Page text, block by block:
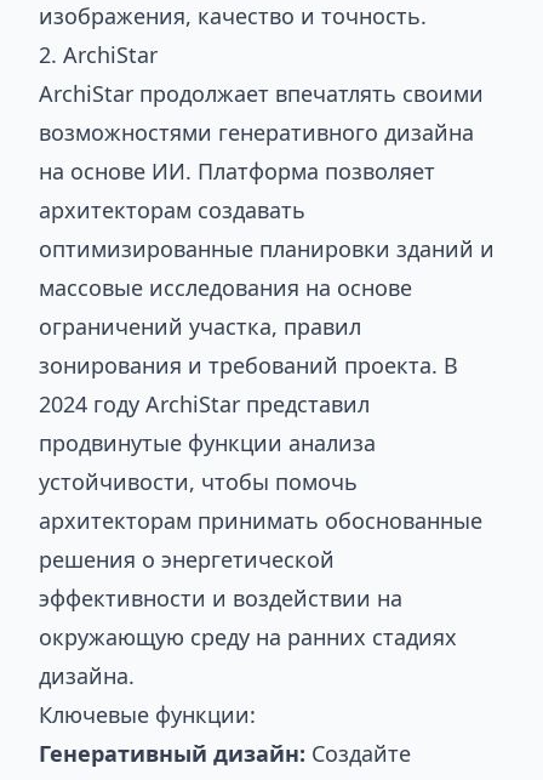
изображения, качество и точность.
2. ArchiStar
ArchiStar продолжает впечатлять своими
возможностями генеративного дизайна
на основе ИИ. Платформа позволяет
архитекторам создавать
оптимизированные планировки зданий и
массовые исследования на основе
ограничений участка, правил
зонирования и требований проекта. В
2024 году ArchiStar представил
продвинутые функции анализа
устойчивости, чтобы помочь
архитекторам принимать обоснованные
решения о энергетической
эффективности и воздействии на
окружающую среду на ранних стадиях
дизайна.
Ключевые функции:
Генеративный дизайн: Создайте